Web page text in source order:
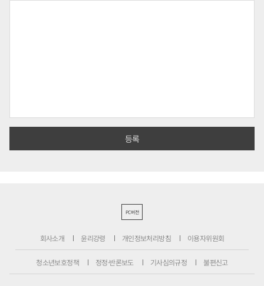
PC버전
회사소개 윤리강령 개인정보처리방침 이용자위원회
청소년보호정책 정정·반론보도 기사심의규정 불편신고